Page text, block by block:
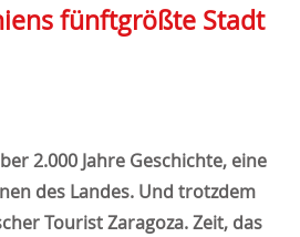
fünftgrößte Stadt
2.000 Jahre Geschichte, eine
des Landes. Und trotzdem
Tourist Zaragoza. Zeit, das